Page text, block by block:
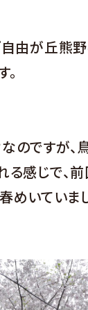
自由が丘熊
のですが、
る感じで、
めいていま